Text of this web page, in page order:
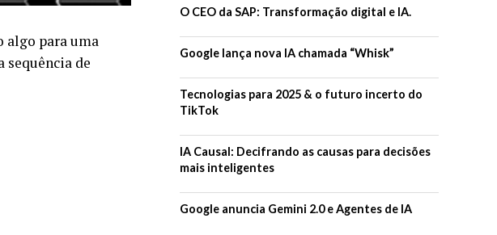
algo para uma
sequência de
O CEO da SAP: Transformação digital e IA.
Google lança nova IA chamada “Whisk”
Tecnologias para 2025 & o futuro incerto do
TikTok
IA Causal: Decifrando as causas para decisões
mais inteligentes
Google anuncia Gemini 2.0 e Agentes de IA